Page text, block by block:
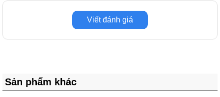
Viết đánh giá
Sản phẩm khác